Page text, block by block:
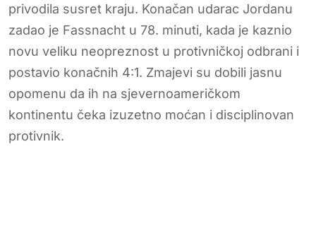
privodila susret kraju. Konačan udarac Jordanu
zadao je Fassnacht u 78. minuti, kada je kaznio
novu veliku neopreznost u protivničkoj odbrani i
postavio konačnih 4:1. Zmajevi su dobili jasnu
opomenu da ih na sjevernoameričkom
kontinentu čeka izuzetno moćan i disciplinovan
protivnik.